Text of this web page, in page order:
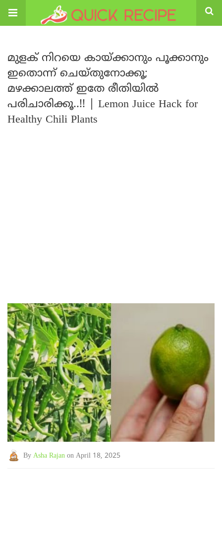
മുളക് നിറയെ കായ്ക്കാനും പൂക്കാനും
ഇതൊന്ന് ചെയ്തുനോക്കൂ;
മഴക്കാലത്ത് ഇതേ രീതിയിൽ
പരിചാരിക്കൂ..!! | Lemon Juice Hack for
Healthy Chili Plants
By Asha Rajan on April 18, 2025